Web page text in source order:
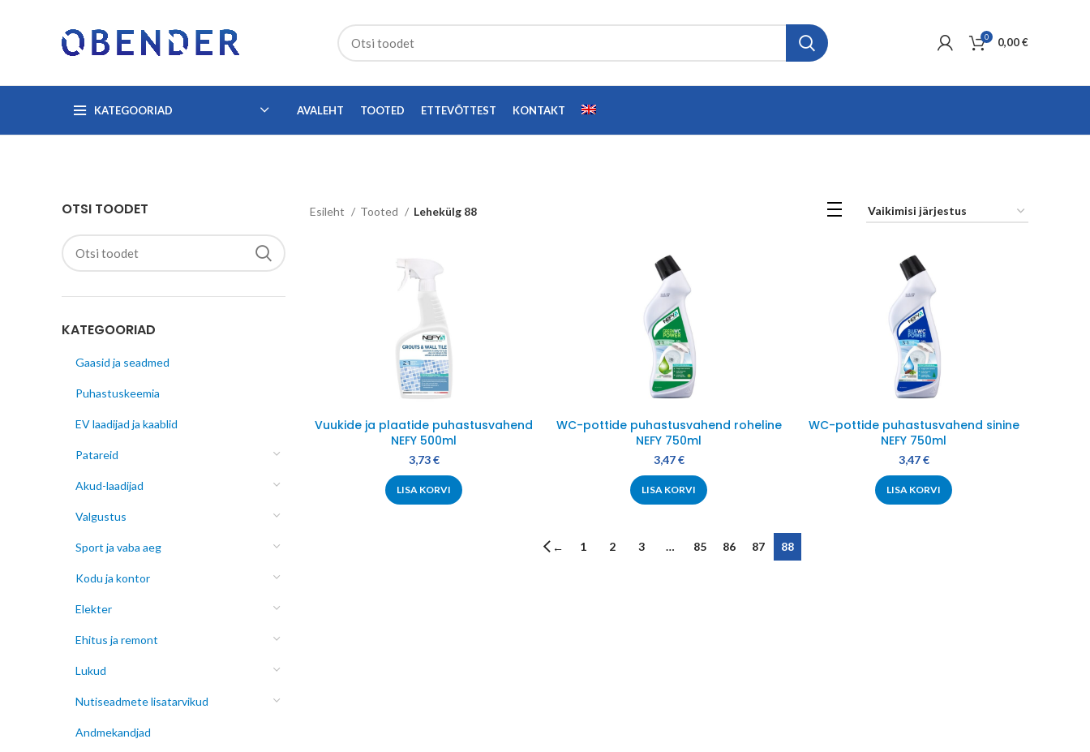
0 0,00€
KATEGOORIAD AVALEHT TOOTED ETTEVÕTTEST KONTAKT
OTSI TOODET
KATEGOORIAD
Gaasid ja seadmed
Puhastuskeemia
EV laadijad ja kaablid
Patareid
Akud-laadijad
Valgustus
Sport ja vaba aeg
Kodu ja kontor
Elekter
Ehitus ja remont
Lukud
Nutiseadmete lisatarvikud
Andmekandjad
Esileht Tooted Lehekülg 88
Vuukide ja plaatide puhastusvahend
NEFY 500ml
3,73€
LISA KORVI
WC-pottide puhastusvahend roheline
NEFY 750ml
3,47€
LISA KORVI
WC-pottide puhastusvahend sinine
NEFY 750ml
3,47€
LISA KORVI
← 1 2 3 … 85 86 87 88